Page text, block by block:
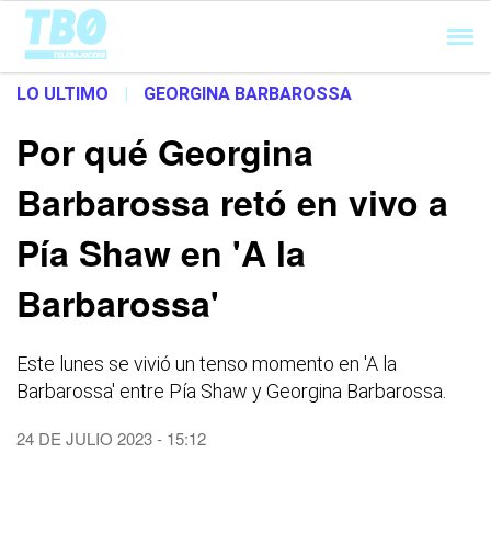
Cargando...
LO ULTIMO | GEORGINA BARBAROSSA
Por qué Georgina
Barbarossa retó en vivo a
Pía Shaw en 'A la
Barbarossa'
Este lunes se vivió un tenso momento en 'A la
Barbarossa' entre Pía Shaw y Georgina Barbarossa.
24 DE JULIO 2023 - 15:12